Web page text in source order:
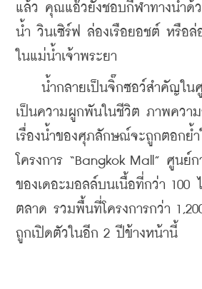
แล้ว คุณแอ๊วยังชอบกีฬาทางน้ำด้
น้ำ วินเซิร์ฟ ล่องเรือยอชต์ หรือล่
ในแม่น้ำเจ้าพระยา
น้ำกลายเป็นจิ๊กซอว์สำคัญในศู
เป็นความผูกพันในชีวิต ภาพควา
เรื่องน้ำของศุภลักษณ์จะถูกตอกย้
โครงการ “Bangkok Mall” ศูนย์
ของเดอะมอลล์บนเนื้อที่กว่า 100
ตลาด รวมพื้นที่โครงการกว่า
ถูกเปิดตัวในอีก 2 ปีข้างหน้านี้